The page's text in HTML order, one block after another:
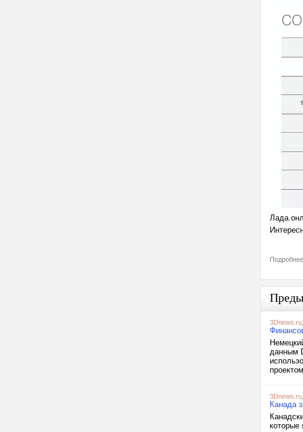
3Dnews.ru
данным
3Dnews.ru
Канада
которые